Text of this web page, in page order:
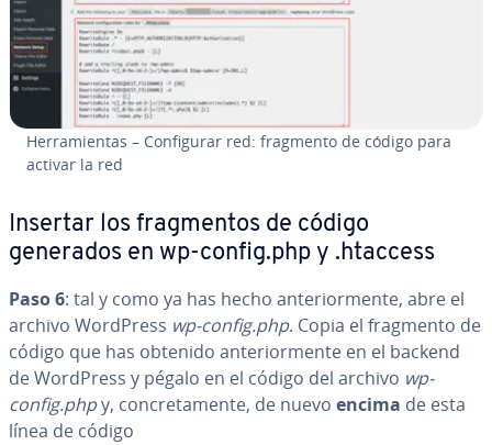
He­rra­mie­n­tas – Co­n­fi­gu­rar red: fragmento de código para
activar la red
Insertar los fra­g­me­n­tos de código
generados en wp-config.php y .htaccess
Paso 6: tal y como ya has hecho an­te­rio­r­me­n­te, abre el
archivo WordPress wp-config.php. Copia el fragmento de
código que has obtenido an­te­rio­r­me­n­te en el backend
de WordPress y pégalo en el código del archivo wp-
config.phpy, co­n­cre­ta­me­n­te, de nuevo encima de esta
línea de código